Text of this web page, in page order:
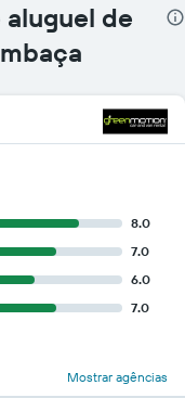
de
8.0
7.0
6.0
7.0
Mostrar agências